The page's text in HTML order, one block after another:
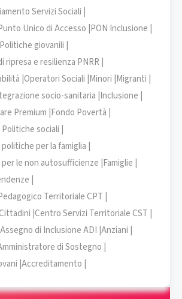
Servizi Sociali |
Unico di Accesso | PON Inclusione |
Politiche giovanili |
ripresa e resilienza PNRR |
| Operatori Sociali | Minori | Migranti |
socio-sanitaria | Inclusione |
Premium | Fondo Povertà |
sociali |
per la famiglia |
le non autosufficienze | Famiglie |
|
Territoriale CPT |
| Centro Servizi Territoriale CST |
Assegno di Inclusione ADI | Anziani |
di Sostegno |
| Accreditamento |